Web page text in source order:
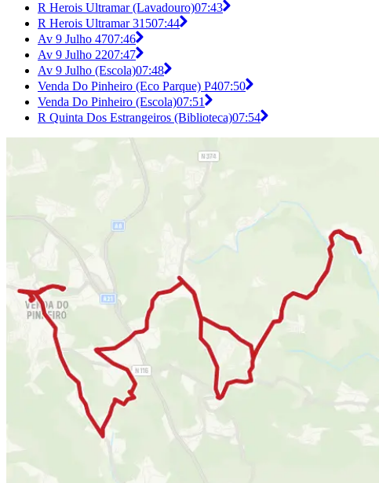
R Herois Ultramar (Lavadouro)07:43
R Herois Ultramar 31507:44
Av 9 Julho 4707:46
Av 9 Julho 2207:47
Av 9 Julho (Escola)07:48
Venda Do Pinheiro (Eco Parque) P407:50
Venda Do Pinheiro (Escola)07:51
R Quinta Dos Estrangeiros (Biblioteca)07:54